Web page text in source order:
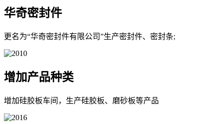
华奇密封件
更名为“华奇密封件有限公司”生产密封件、密封条;
增加产品种类
增加硅胶板车间，生产硅胶板、磨砂板等产品